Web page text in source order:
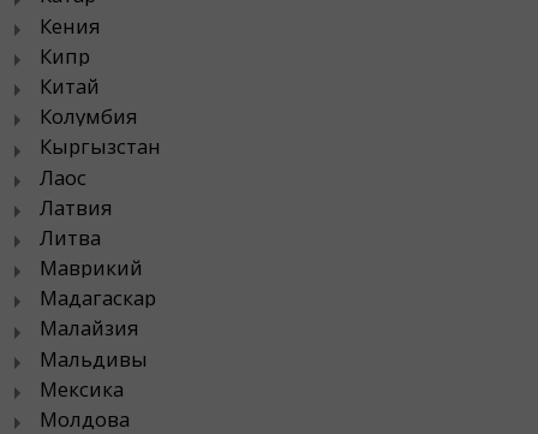
Кения
Кипр
Китай
Колумбия
Кыргызстан
Лаос
Латвия
Литва
Маврикий
Мадагаскар
Малайзия
Мальдивы
Мексика
Молдова